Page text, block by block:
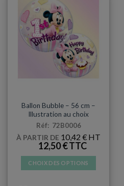
Ballon Bubble – 56 cm –
Illustration au choix
Réf: 72B0006
À PARTIR DE 10,42 €
12,50€
CHOIX DES OPTIONS